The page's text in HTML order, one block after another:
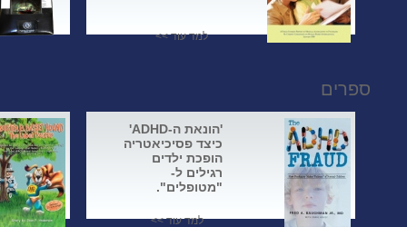
למד עוד >>
ספרים
'הונאת ה-ADHD'
כיצד פסיכיאטריה
הופכת ילדים
רגילים ל-
"מטופלים".
למד עוד >>